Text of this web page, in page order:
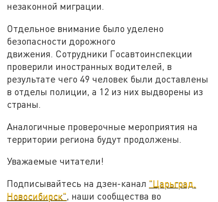
незаконной миграции.
Отдельное внимание было уделено
безопасности дорожного
движения. Сотрудники Госавтоинспекции
проверили иностранных водителей, в
результате чего 49 человек были доставлены
в отделы полиции, а 12 из них выдворены из
страны.
Аналогичные проверочные мероприятия на
территории региона будут продолжены.
Уважаемые читатели!
Подписывайтесь на дзен-канал "Царьград.
Новосибирск", наши сообщества во